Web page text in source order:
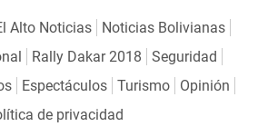
Alto Noticias
Noticias Bolivianas
Rally Dakar 2018
Seguridad
Espectáculos Turismo
Opinión
de privacidad